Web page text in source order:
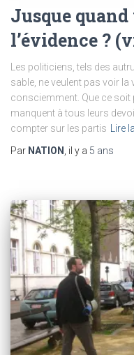
Jusque
l’évidence ?
Les politiciens, tels des
sable, ne veulent pas voir la
consciemment. Que ce
manquent à tous leurs
compter sur les partis
Lire
Par NATION , il y a 5 ans